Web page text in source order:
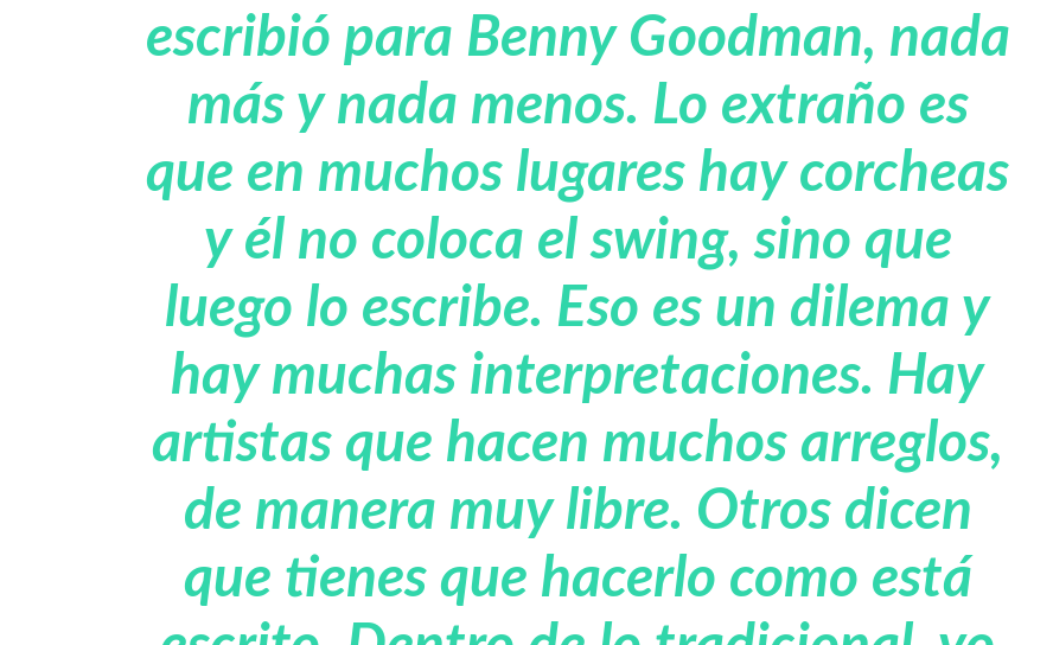
escribió para Benny Goodman, nada
más y nada menos. Lo extraño es
que en muchos lugares hay corcheas
y él no coloca el swing, sino que
luego lo escribe. Eso es un dilema y
hay muchas interpretaciones. Hay
artistas que hacen muchos arreglos,
de manera muy libre. Otros dicen
que tienes que hacerlo como está